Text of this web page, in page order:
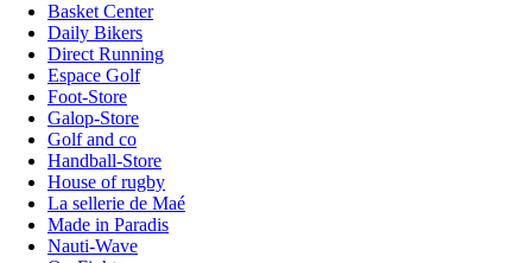
Basket Center
Daily Bikers
Direct Running
Espace Golf
Foot-Store
Galop-Store
Golf and co
Handball-Store
House of rugby
La sellerie de Maé
Made in Paradis
Nauti-Wave